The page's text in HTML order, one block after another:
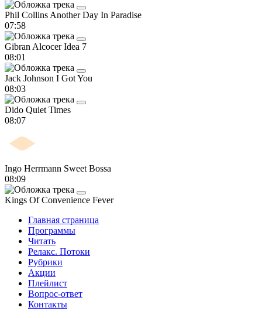
Phil Collins Another Day In Paradise
07:58
Gibran AlcocerIdea 7
08:01
Jack Johnson I Got You
08:03
Dido Quiet Times
08:07
Ingo Herrmann Sweet Bossa
08:09
Kings Of Convenience Fever
Главная страница
Программы
Читать
Релакс. Потоки
Рубрики
Акции
Плейлист
Вопрос-ответ
Контакты